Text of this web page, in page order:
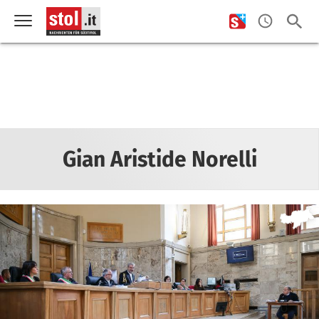
Gian Aristide Norelli